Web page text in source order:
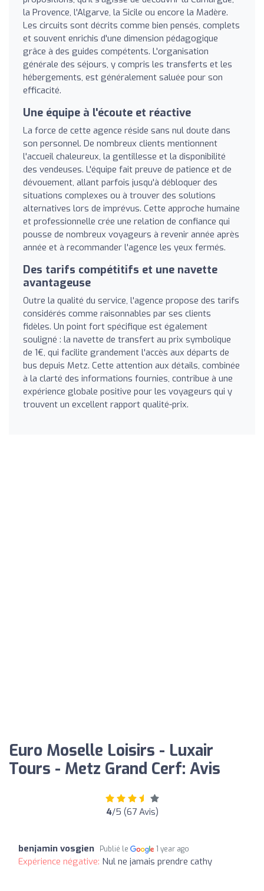
la Provence, l'Algarve, la Sicile ou encore la Madère.
Les circuits sont décrits comme bien pensés, complets
et souvent enrichis d'une dimension pédagogique
grâce à des guides compétents. L'organisation
générale des séjours, y compris les transferts et les
hébergements, est généralement saluée pour son
efficacité.
Une équipe à l'écoute et réactive
La force de cette agence réside sans nul doute dans
son personnel. De nombreux clients mentionnent
l'accueil chaleureux, la gentillesse et la disponibilité
des vendeuses. L'équipe fait preuve de patience et de
dévouement, allant parfois jusqu'à débloquer des
situations complexes ou à trouver des solutions
alternatives lors de imprévus. Cette approche humaine
et professionnelle crée une relation de confiance qui
pousse de nombreux voyageurs à revenir année après
année et à recommander l'agence les yeux fermés.
Des tarifs compétitifs et une navette
avantageuse
Outre la qualité du service, l'agence propose des tarifs
considérés comme raisonnables par ses clients
fidèles. Un point fort spécifique est également
souligné : la navette de transfert au prix symbolique
de 1€, qui facilite grandement l'accès aux départs de
bus depuis Metz. Cette attention aux détails, combinée
à la clarté des informations fournies, contribue à une
expérience globale positive pour les voyageurs qui y
trouvent un excellent rapport qualité-prix.
Euro Moselle Loisirs - Luxair
Tours - Metz Grand Cerf: Avis
4/5 (67 Avis)
benjamin vosgien Publié le 1 year ago
Expérience négative: Nul ne jamais prendre cathy